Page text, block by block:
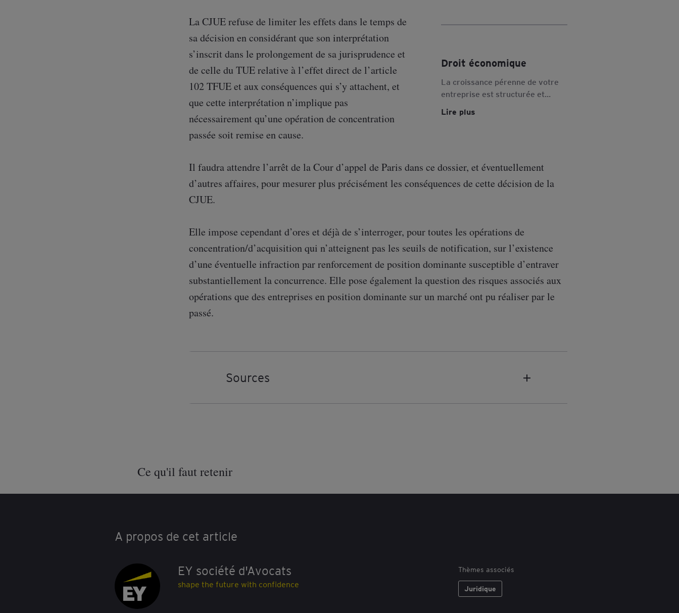
Droit économique
La croissance pérenne de votre
entreprise est structurée et
contrats d'affaires et des
Lire plus
La CJUE refuse de limiter les effets dans le temps de
sa décision en considérant que son interprétation
s’inscrit dans le prolongement de sa jurisprudence et
de celle du TUE relative à l’effet direct de l’article
102 TFUE et aux conséquences qui s’y attachent, et
que cette interprétation n’implique pas
nécessairement qu’une opération de concentration
passée soit remise en cause.
Il faudra attendre l’arrêt de la Cour d’appel de Paris dans ce dossier, et éventuellement
d’autres affaires, pour mesurer plus précisément les conséquences de cette décision de la
CJUE.
Elle impose cependant d’ores et déjà de s’interroger, pour toutes les opérations de
concentration/d’acquisition qui n’atteignent pas les seuils de notification, sur l’existence
d’une éventuelle infraction par renforcement de position dominante susceptible d’entraver
substantiellement la concurrence. Elle pose également la question des risques associés aux
opérations que des entreprises en position dominante sur un marché ont pu réaliser par le
passé.
Sources
concentrations à certaines catégories d’affaires, JOUE 31 mars 2021
Ce qu'il faut retenir
A propos de cet article
EY société d'Avocats
shape the future with confidence
Thèmes associés
Juridique